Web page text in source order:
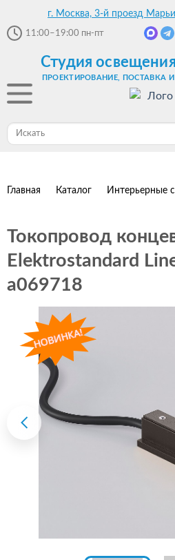
г. Москва, 3-й проезд
11:00–19:00 пн-пт
Студия
ПРОЕКТИРОВАНИЕ, ПОСТАВКА
Главная Каталог Интерьерные
Токопровод
Elektrostandard
a069718